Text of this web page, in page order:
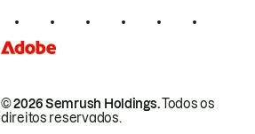
© 2026 Semrush Holdings.Todos os
direitos reservados.